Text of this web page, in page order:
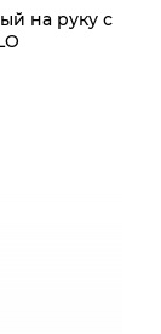
на руку с